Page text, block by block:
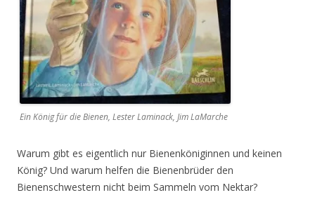
Ein König für die Bienen, Lester Laminack, Jim LaMarche
Warum gibt es eigentlich nur Bienenköniginnen und keinen
König? Und warum helfen die Bienenbrüder den
Bienenschwestern nicht beim Sammeln vom Nektar?